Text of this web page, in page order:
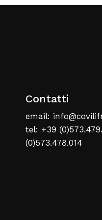
Contatti
email:
tel: +39
(0)573.478.014